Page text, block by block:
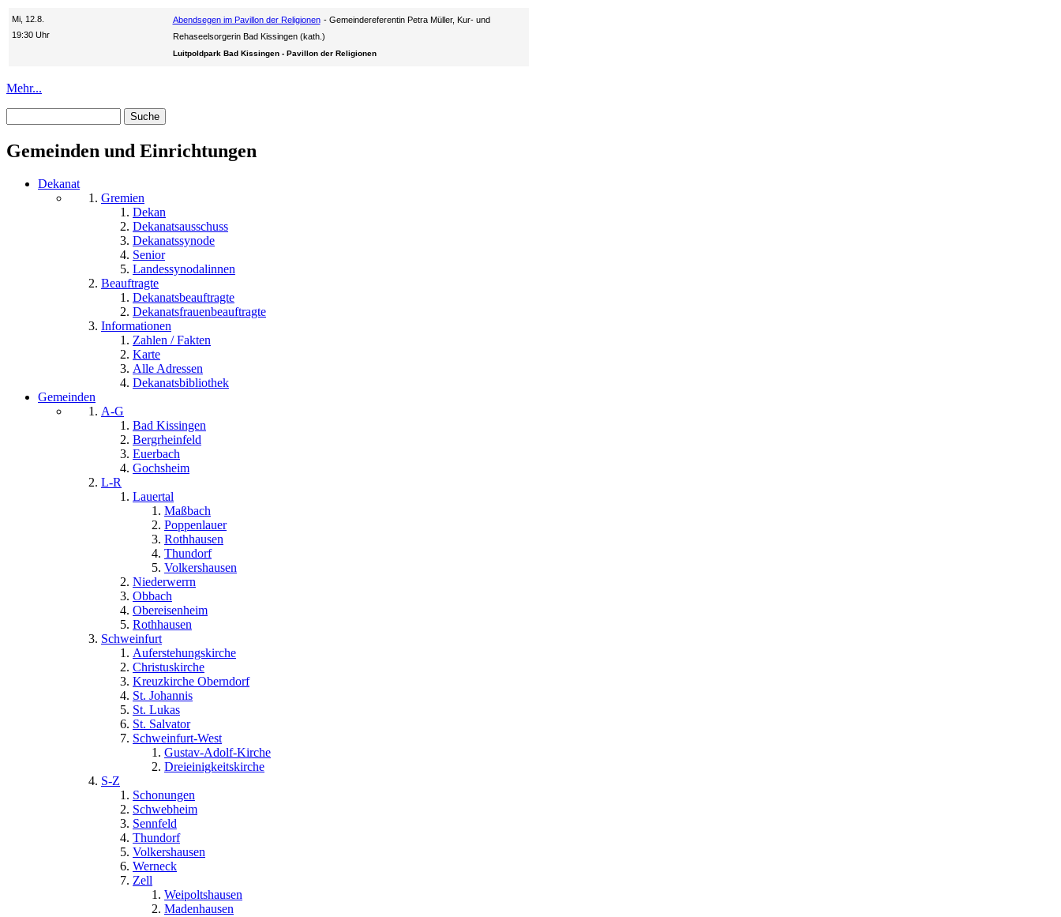
Mi, 12.8.
19:30 Uhr
Abendsegen im Pavillon der Religionen
Gemeindereferentin Petra Müller, Kur- und
Rehaseelsorgerin Bad Kissingen (kath.)
Luitpoldpark Bad Kissingen - Pavillon der Religionen
Mehr...
Gemeinden und Einrichtungen
Dekanat
Gremien
Dekan
Dekanatsausschuss
Dekanatssynode
Senior
Landessynodalinnen
Beauftragte
Dekanatsbeauftragte
Dekanatsfrauenbeauftragte
Informationen
Zahlen / Fakten
Karte
Alle Adressen
Dekanatsbibliothek
Gemeinden
A-G
Bad Kissingen
Bergrheinfeld
Euerbach
Gochsheim
L-R
Lauertal
Maßbach
Poppenlauer
Rothhausen
Thundorf
Volkershausen
Niederwerrn
Obbach
Obereisenheim
Rothhausen
Schweinfurt
Auferstehungskirche
Christuskirche
Kreuzkirche Oberndorf
St. Johannis
St. Lukas
St. Salvator
Schweinfurt-West
Gustav-Adolf-Kirche
Dreieinigkeitskirche
S-Z
Schonungen
Schwebheim
Sennfeld
Thundorf
Volkershausen
Werneck
Zell
Weipoltshausen
Madenhausen